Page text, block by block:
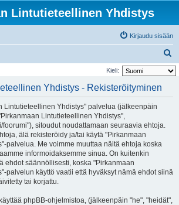
Lintutieteellinen Yhdistys
Kirjaudu sisään
t
Kieli:
Yhdistys - Rekisteröityminen
Lintutieteellinen Yhdistys" palvelua (jälkeenpäin
Lintutieteellinen Yhdistys",
foorumi"), sitoudut noudattamaan seuraavia ehtoja.
älä rekisteröidy ja/tai käytä "Pirkanmaan
palvelua. Me voimme muuttaa näitä ehtoja koska
informoidaksemme sinua. On kuitenkin
ehdot säännöllisesti, koska "Pirkanmaan
palvelun käyttö vaatii että hyväksyt nämä ehdot siinä
tai korjattu.
phpBB-ohjelmistoa, (jälkeenpäin "he", "heidät",